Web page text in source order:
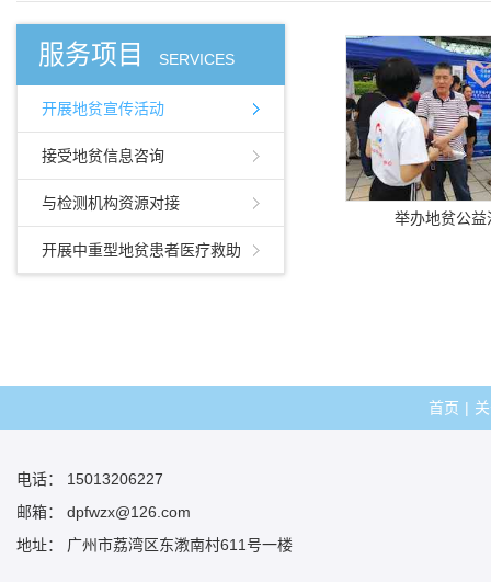
服务项目 SERVICES
开展地贫宣传活动
接受地贫信息咨询
与检测机构资源对接
开展中重型地贫患者医疗救助
举办地贫公益
首页 |
电话： 15013206227
邮箱： dpfwzx@126.com
地址： 广州市荔湾区东漖南村611号一楼